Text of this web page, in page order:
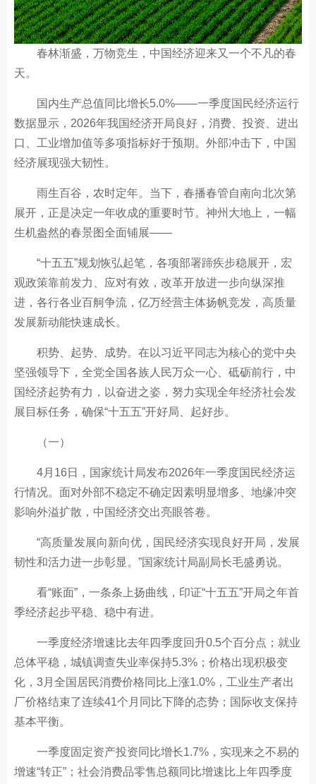
春林渐盛，万物竞生，中国经济迎来又一个不凡的春
天。
国内生产总值同比增长5.0%——一季度国民经济运行
数据显示，2026年我国经济开局良好，消费、投资、进出
口、工业增加值等多项指标好于预期。外部冲击下，中国
经济展现强大韧性。
雨生百谷，农时定年。当下，春播春管自南向北次第
展开，正是决定一年收成的重要时节。神州大地上，一幅
生机盎然的春景图全面铺展——
“十五五”规划恢弘起笔，各项部署蹄疾步稳展开，宏
观政策靠前发力、应对有效，改革开放进一步向纵深推
进，各行各业百舸争流，亿万经营主体扬帆竞发，高质量
发展新动能快速成长。
积势、起势、成势。在以习近平同志为核心的党中央
坚强领导下，全党全国各族人民万众一心、砥砺前行，中
国经济起势有力，以奋进之姿，努力实现全年经济社会发
展目标任务，确保“十五五”开好局、起好步。
（一）
4月16日，国家统计局发布2026年一季度国民经济运
行情况。面对外部不稳定不确定因素明显增多、地缘冲突
影响外溢扩散，中国经济交出亮眼答卷。
“高质量发展向新向优，国民经济实现良好开局，发展
韧性和活力进一步彰显。”国家统计局副局长毛盛勇说。
看“账面”，一条条上扬曲线，印证“十五五”开局之年首
季经济起步平稳、稳中有进。
一季度经济增速比去年四季度回升0.5个百分点；就业
总体平稳，城镇调查失业率保持5.3%；价格出现积极变
化，3月全国居民消费价格同比上涨1.0%，工业生产者出
厂价格结束了连续41个月同比下降的态势；国际收支保持
基本平衡。
一季度固定资产投资同比增长1.7%，实现来之不易的
增速“转正”；社会消费品零售总额同比增速比上年四季度